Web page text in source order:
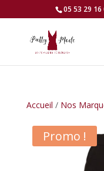
05 53 29 16
Accueil / Nos
Promo !